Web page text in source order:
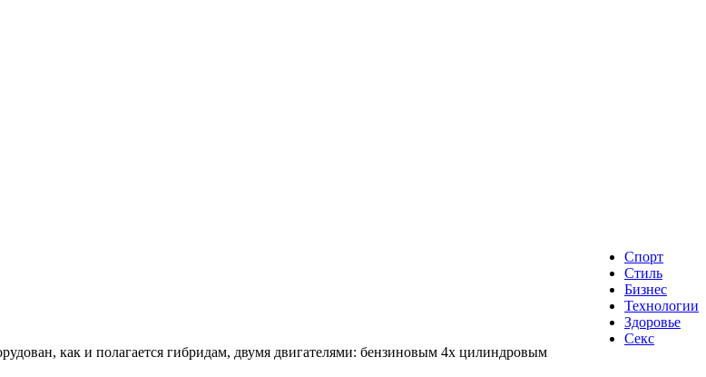
Спорт
Стиль
Бизнес
Технологии
Здоровье
Секс
как и полагается гибридам, двумя двигателями: бензиновым 4х цилиндровым